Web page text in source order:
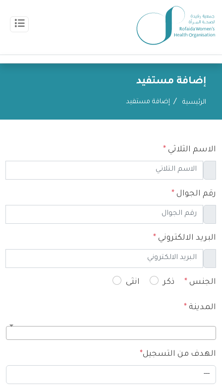
إضافة مستفيد
الرئيسية إضافة مستفيد
الاسم الثلاثي *
رقم الجوال *
البريد الالكتروني *
الجنس * ذكر انثى
المدينة *
الهدف من التسجيل*